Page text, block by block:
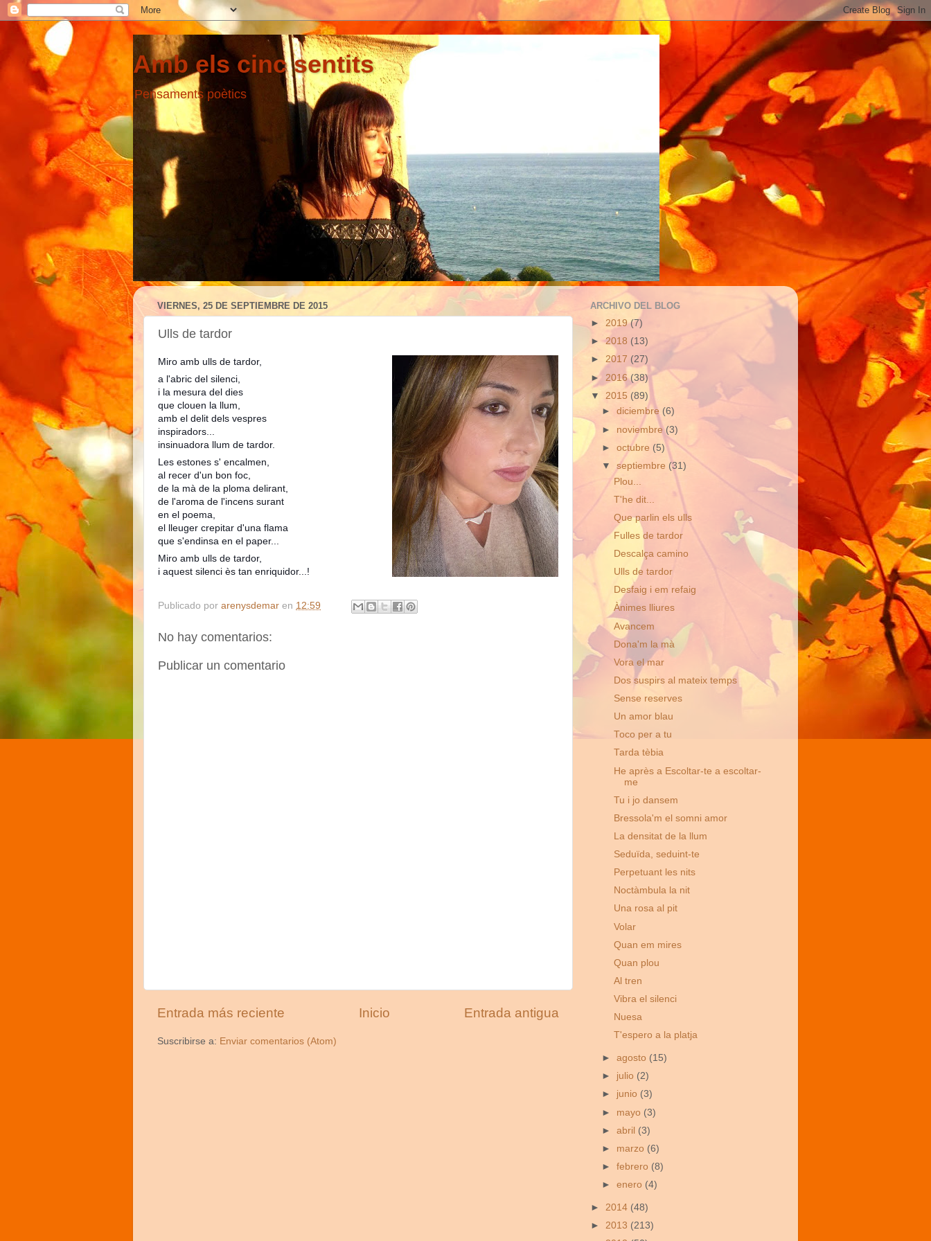
Amb els cinc sentits
Pensaments poètics
VIERNES, 25 DE SEPTIEMBRE DE 2015
Ulls de tardor
Miro amb ulls de tardor,
a l'abric del silenci,
i la mesura del dies
que clouen la llum,
amb el delit dels vespres
inspiradors...
insinuadora llum de tardor.
Les estones s' encalmen,
al recer d'un bon foc,
de la mà de la ploma delirant,
de l'aroma de l'incens surant
en el poema,
el lleuger crepitar d'una flama
que s'endinsa en el paper...
Miro amb ulls de tardor,
i aquest silenci ès tan enriquidor...!
Publicado por arenysdemar en 12:59
No hay comentarios:
Publicar un comentario
Entrada más reciente Entrada antigua
Inicio
Suscribirse a: Enviar comentarios (Atom)
ARCHIVO DEL BLOG
► 2019(7)
►2018 (13)
► 2017 (27)
► 2016(38)
▼ 2015 (89)
►diciembre (6)
► noviembre(3)
►octubre (5)
▼septiembre (31)
Plou...
T'he dit...
Que parlin els ulls
Fulles de tardor
Descalça camino
Ulls de tardor
Desfaig i em refaig
Ànimes lliures
Avancem
Dona'm la mà
Vora el mar
Dos suspirs al mateix temps
Sense reserves
Un amor blau
Toco per a tu
Tarda tèbia
He après a Escoltar-te a escoltar-
me
Tu i jo dansem
Bressola'm el somni amor
La densitat de la llum
Seduïda, seduint-te
Perpetuant les nits
Noctàmbula la nit
Una rosa al pit
Volar
Quan em mires
Quan plou
Al tren
Vibra el silenci
Nuesa
T'espero a la platja
►agosto (15)
► julio (2)
► junio (3)
► mayo (3)
►abril (3)
► marzo (6)
►febrero (8)
►enero (4)
► 2014 (48)
► 2013 (213)